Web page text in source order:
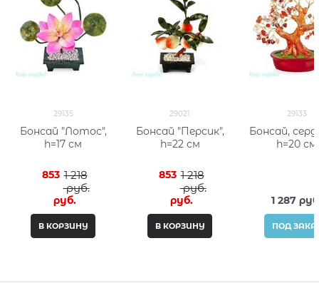
29135
Бонсай "Лотос",
h=17 см
1 218
руб.
853
руб.
В КОРЗИНУ
29021
Бонсай "Персик",
h=22 см
1 218
руб.
853
руб.
В КОРЗИНУ
29133
Бонсай,
h=20 см
1 287
ПОД